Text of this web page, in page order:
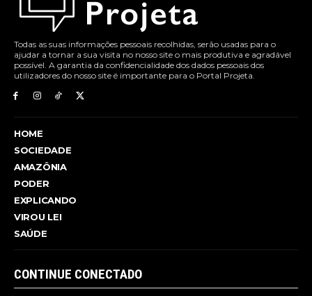
Todas as suas informações pessoais recolhidas, serão usadas para o
ajudar a tornar a sua visita no nosso site o mais produtiva e agradável
possível. A garantia da confidencialidade dos dados pessoais dos
utilizadores do nosso site é importante para o Portal Projeta.
HOME
SOCIEDADE
AMAZÔNIA
PODER
EXPLICANDO
VIROU LEI
SAÚDE
CONTINUE CONECTADO